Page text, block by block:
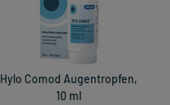
Hylo Comod Augentropfen,
10 ml